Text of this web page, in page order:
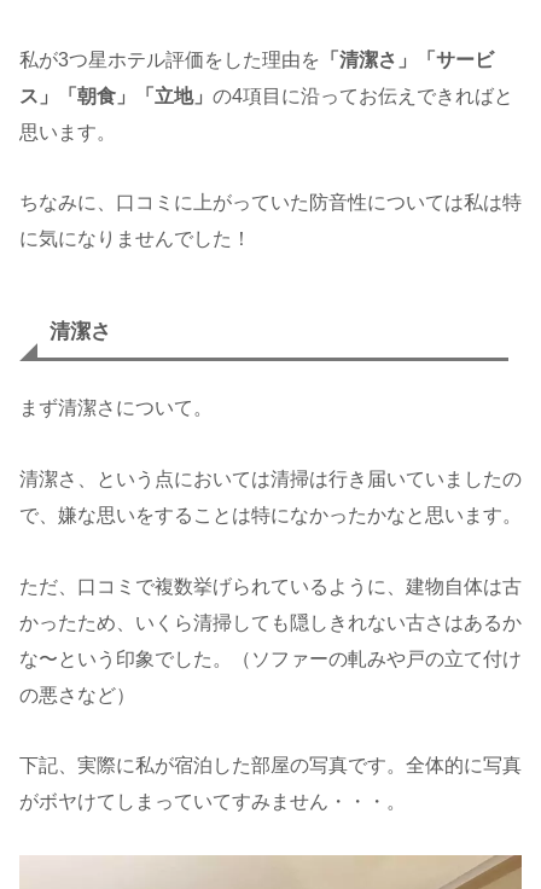
私が3つ星ホテル評価をした理由を
「清潔さ」「サービ
ス」「朝食」「立地」 の4項目に沿ってお伝えできればと
思います。
ちなみに、口コミに上がっていた防音性については私は特
に気になりませんでした！
清潔さ
まず清潔さについて。
清潔さ、という点においては清掃は行き届いていましたの
で、嫌な思いをすることは特になかったかなと思います。
ただ、口コミで複数挙げられているように、建物自体は古
かったため、いくら清掃しても隠しきれない古さはあるか
な〜という印象でした。（ソファーの軋みや戸の立て付け
の悪さなど）
下記、実際に私が宿泊した部屋の写真です。全体的に写真
がボヤけてしまっていてすみません・・・。